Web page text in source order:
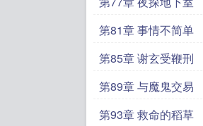
第81章 事情不简单
第85章 谢玄受鞭刑
第89章 与魔鬼交易
第93章 救命的稻草